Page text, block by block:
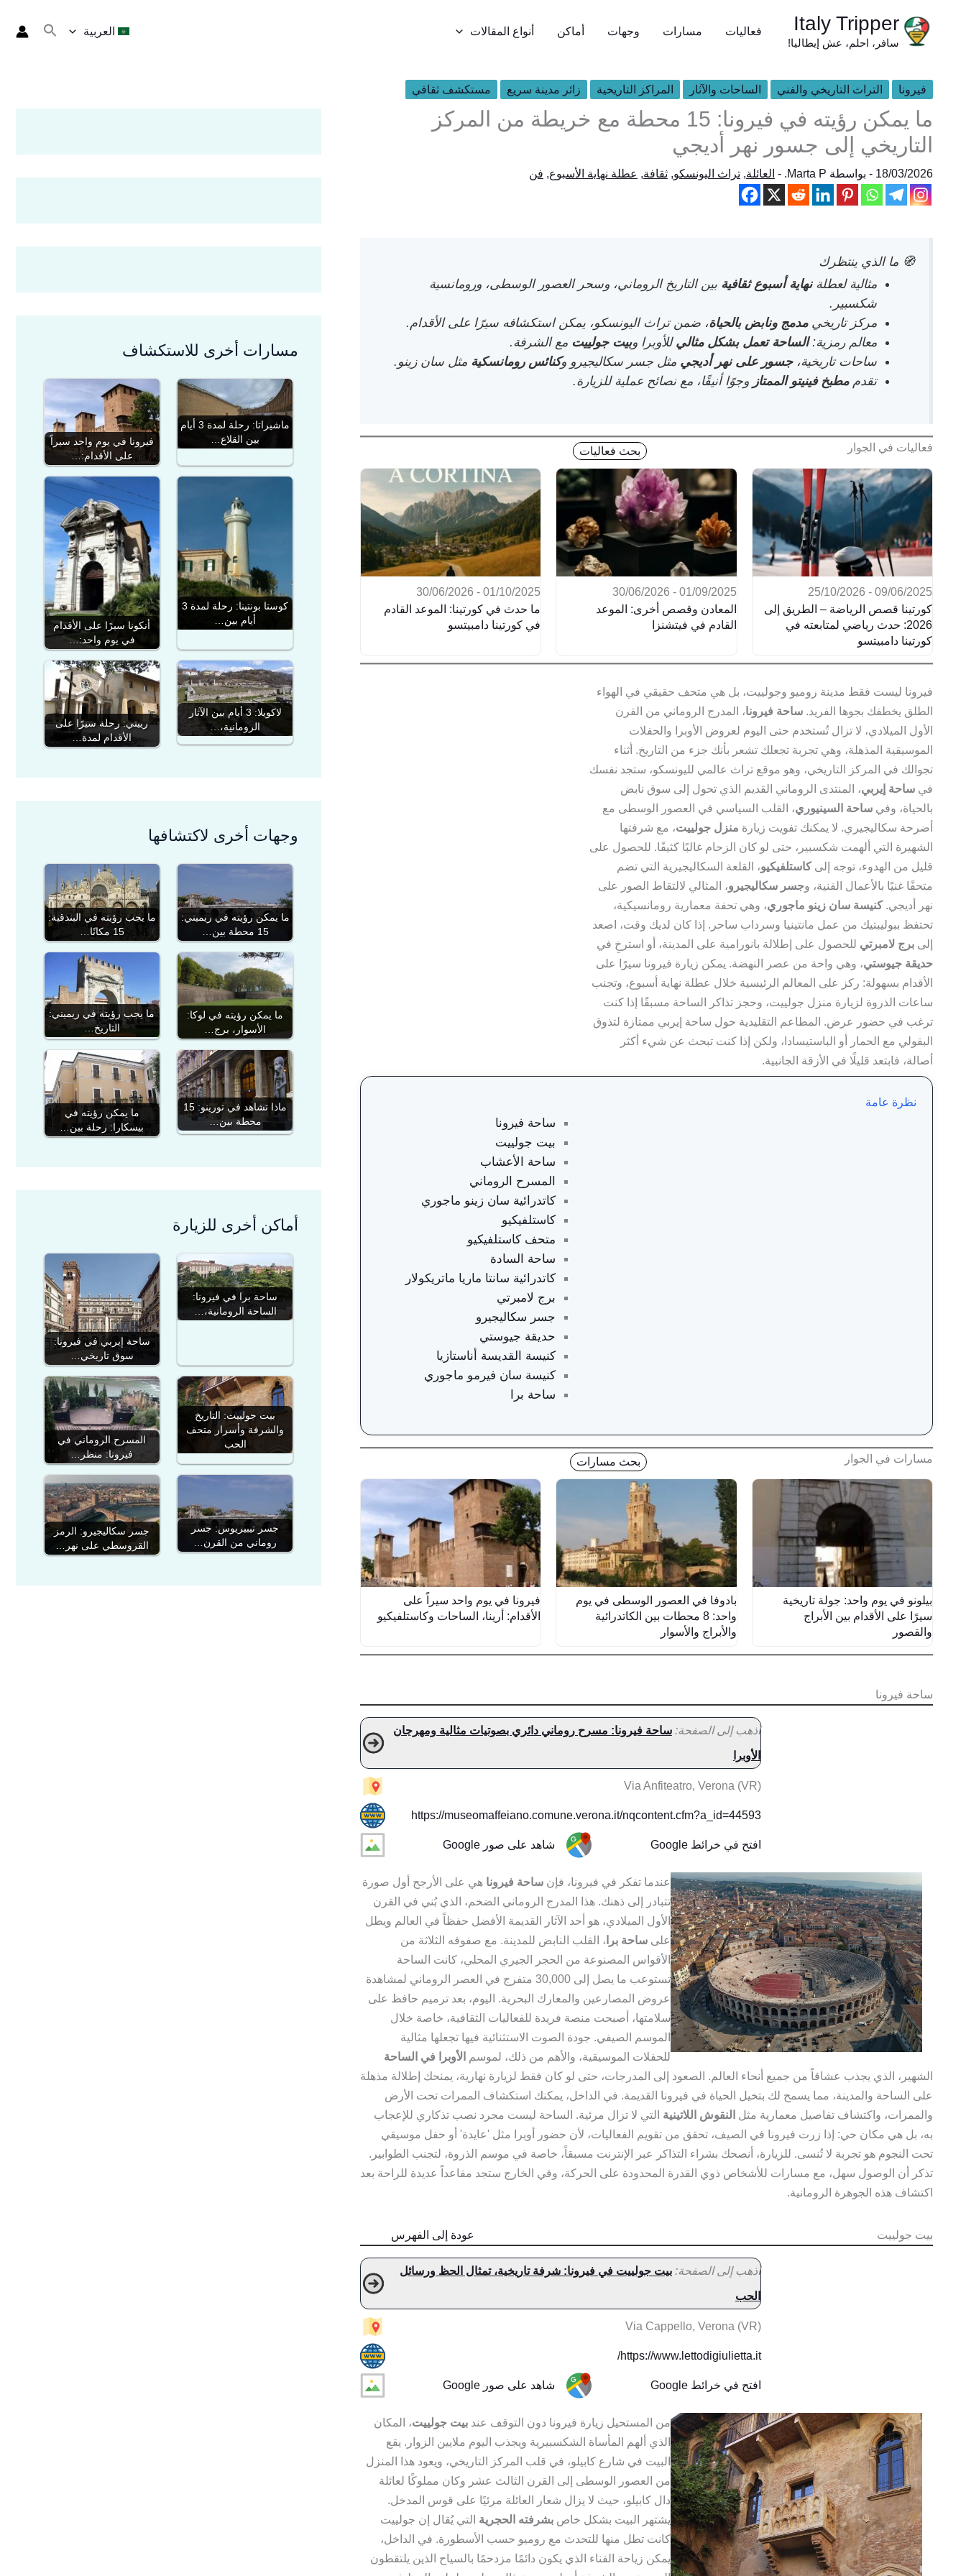
Italy Tripper
سافر، احلم، عش إيطاليا!
فعاليات مسارات وجهات أماكن أنواع المقالات العربية
فيرونا التراث التاريخي والفني الساحات والآثار المراكز التاريخية زائر مدينة سريع مستكشف ثقافي
ما يمكن رؤيته في فيرونا: 15 محطة مع خريطة من المركز
التاريخي إلى جسور نهر أديجي
18/03/2026 - بواسطة Marta P.
- العائلة, تراث اليونسكو, ثقافة, عطلة نهاية الأسبوع, فن
🧭 ما الذي ينتظرك
مثالية لعطلةنهاية أسبوع ثقافية بين التاريخ الروماني، وسحر العصور الوسطى، ورومانسية
شكسبير.
مركز تاريخيمدمج ونابض بالحياة، ضمن تراث اليونسكو، يمكن استكشافه سيرًا على الأقدام.
معالم رمزية:الساحة تعمل بشكل مثالي للأوبرا وبيت جولييت مع الشرفة.
ساحات تاريخية،جسور على نهر أديجي مثل جسر سكاليجيرو وكنائس رومانسكية مثل سان زينو.
تقدممطبخ فينيتو الممتاز وجوًا أنيقًا، مع نصائح عملية للزيارة.
فعاليات في الجوار بحث فعاليات
09/06/2025 - 25/10/2026
كورتينا قصص الرياضة – الطريق إلى
2026: حدث رياضي لمتابعته في
كورتينا دامبيتسو
01/09/2025 - 30/06/2026
المعادن وقصص أخرى: الموعد
القادم في فيتشنزا
01/10/2025 - 30/06/2026
ما حدث في كورتينا: الموعد القادم
في كورتينا دامبيتسو
فيرونا ليست فقط مدينة روميو وجولييت، بل هي متحف حقيقي في الهواء
الطلق يخطفك بجوها الفريد. ساحة فيرونا، المدرج الروماني من القرن
الأول الميلادي، لا تزال تُستخدم حتى اليوم لعروض الأوبرا والحفلات
الموسيقية المذهلة، وهي تجربة تجعلك تشعر بأنك جزء من التاريخ. أثناء
تجوالك في المركز التاريخي، وهو موقع تراث عالمي لليونسكو، ستجد نفسك
في ساحة إيربي، المنتدى الروماني القديم الذي تحول إلى سوق نابض
بالحياة، وفي ساحة السينيوري، القلب السياسي في العصور الوسطى مع
أضرحة سكاليجيري. لا يمكنك تفويت زيارة منزل جولييت، مع شرفتها
الشهيرة التي ألهمت شكسبير، حتى لو كان الزحام غالبًا كثيفًا. للحصول على
قليل من الهدوء، توجه إلىكاستلفيكيو، القلعة السكاليجيرية التي تضم
متحفًا غنيًا بالأعمال الفنية، وجسر سكاليجيرو، المثالي لالتقاط الصور على
نهر أديجي.كنيسة سان زينو ماجوري، وهي تحفة معمارية رومانسيكية،
تحتفظ ببوليبتيك من عمل مانتينيا وسرداب ساحر. إذا كان لديك وقت، اصعد
إلى برج لامبرتي للحصول على إطلالة بانورامية على المدينة، أو استرخِ في
حديقة جيوستي، وهي واحة من عصر النهضة. يمكن زيارة فيرونا سيرًا على
الأقدام بسهولة: ركز على المعالم الرئيسية خلال عطلة نهاية أسبوع، وتجنب
ساعات الذروة لزيارة منزل جولييت، وحجز تذاكر الساحة مسبقًا إذا كنت
ترغب في حضور عرض. المطاعم التقليدية حول ساحة إيربي ممتازة لتذوق
البقولي مع الحمار أو الباستيسادا، ولكن إذا كنت تبحث عن شيء أكثر
أصالة، فابتعد قليلًا في الأزقة الجانبية.
نظرة عامة
ساحة فيرونا
بيت جولييت
ساحة الأعشاب
المسرح الروماني
كاتدرائية سان زينو ماجوري
كاستلفيكيو
متحف كاستلفيكيو
ساحة السادة
كاتدرائية سانتا ماريا ماتريكولار
برج لامبرتي
جسر سكاليجيرو
حديقة جيوستي
كنيسة القديسة أناستازيا
كنيسة سان فيرمو ماجوري
ساحة برا
مسارات في الجوار بحث مسارات
بيلونو في يوم واحد: جولة تاريخية
سيرًا على الأقدام بين الأبراج
والقصور
بادوفا في العصور الوسطى في يوم
واحد: 8 محطات بين الكاتدرائية
والأبراج والأسوار
فيرونا في يوم واحد سيراً على
الأقدام: أرينا، الساحات وكاستلفيكيو
ساحة فيرونا
اذهب إلى الصفحة: ساحة فيرونا: مسرح روماني دائري بصوتيات مثالية ومهرجان
الأوبرا
Via Anfiteatro, Verona (VR)
https://museomaffeiano.comune.verona.it/nqcontent.cfm?a_id=44593
افتح في خرائط Google شاهد على صور Google
عندما تفكر في فيرونا، فإن ساحة فيرونا هي على الأرجح أول صورة
تتبادر إلى ذهنك. هذا المدرج الروماني الضخم، الذي بُني في القرن
الأول الميلادي، هو أحد الآثار القديمة الأفضل حفظاً في العالم ويطل
على ساحة برا ، القلب النابض للمدينة. مع صفوفه الثلاثة من
الأقواس المصنوعة من الحجر الجيري المحلي، كانت الساحة
تستوعب ما يصل إلى 30,000 متفرج في العصر الروماني لمشاهدة
عروض المصارعين والمعارك البحرية. اليوم، بعد ترميم حافظ على
سلامتها، أصبحت منصة فريدة للفعاليات الثقافية، خاصة خلال
الموسم الصيفي. جودة الصوت الاستثنائية فيها تجعلها مثالية
للحفلات الموسيقية، والأهم من ذلك، لموسم
الأوبرا في الساحة
الشهير، الذي يجذب عشاقاً من جميع أنحاء العالم. الصعود إلى المدرجات، حتى لو كان فقط لزيارة نهارية، يمنحك إطلالة مذهلة
على الساحة والمدينة، مما يسمح لك بتخيل الحياة في فيرونا القديمة. في الداخل، يمكنك استكشاف الممرات تحت الأرض
والممرات، واكتشاف تفاصيل معمارية مثل النقوش اللاتينية التي لا تزال مرئية. الساحة ليست مجرد نصب تذكاري للإعجاب
به، بل هي مكان حي: إذا زرت فيرونا في الصيف، تحقق من تقويم الفعاليات، لأن حضور أوبرا مثل 'عايدة' أو حفل موسيقي
تحت النجوم هو تجربة لا تُنسى. للزيارة، أنصحك بشراء التذاكر عبر الإنترنت مسبقاً، خاصة في موسم الذروة، لتجنب الطوابير.
تذكر أن الوصول سهل، مع مسارات للأشخاص ذوي القدرة المحدودة على الحركة، وفي الخارج ستجد مقاعداً عديدة للراحة بعد
اكتشاف هذه الجوهرة الرومانية.
بيت جولييت عودة إلى الفهرس
اذهب إلى الصفحة: بيت جولييت في فيرونا: شرفة تاريخية، تمثال الحظ ورسائل
الحب
Via Cappello, Verona (VR)
https://www.lettodigiulietta.it/
افتح في خرائط Google شاهد على صور Google
من المستحيل زيارة فيرونا دون التوقف عند بيت جولييت، المكان
الذي ألهم المأساة الشكسبيرية ويجذب اليوم ملايين الزوار. يقع
البيت في شارع كابيلو، في قلب المركز التاريخي، ويعود هذا المنزل
من العصور الوسطى إلى القرن الثالث عشر وكان مملوكًا لعائلة
دال كابيلو، حيث لا يزال شعار العائلة مرئيًا على قوس المدخل.
يشتهر البيت بشكل خاص بشرفته الحجرية التي يُقال إن جولييت
كانت تطل منها للتحدث مع روميو حسب الأسطورة. في الداخل،
يمكن زياحة الفناء الذي يكون دائمًا مزدحمًا بالسياح الذين يلتقطون
مسارات أخرى للاستكشاف
ماشيراتا: رحلة لمدة 3 أيام
بين القلاع…
فيرونا في يوم واحد سيراً
على الأقدام:…
كوستا بونتينا: رحلة لمدة 3
أيام بين…
أنكونا سيرًا على الأقدام
في يوم واحد:…
لاكويلا: 3 أيام بين الآثار
الرومانية،…
رييتي: رحلة سيرًا على
الأقدام لمدة…
وجهات أخرى لاكتشافها
ما يمكن رؤيته في ريميني:
15 محطة بين…
ما يجب رؤيته في البندقية:
15 مكانًا…
ما يمكن رؤيته في لوكا:
الأسوار، برج…
ما يجب رؤيته في ريميني:
التاريخ…
ماذا تشاهد في تورينو: 15
محطة بين…
ما يمكن رؤيته في
بيسكارا: رحلة بين…
أماكن أخرى للزيارة
ساحة برا في فيرونا:
الساحة الرومانية،…
ساحة إيربي في فيرونا:
سوق تاريخي…
بيت جولييت: التاريخ
والشرفة وأسرار متحف
الحب
المسرح الروماني في
فيرونا: منظر…
جسر تيبيريوس: جسر
روماني من القرن…
جسر سكاليجيرو: الرمز
القروسطي على نهر…